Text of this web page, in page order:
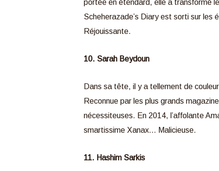
portée en étendard, elle a transformé
Scheherazade’s Diary est sorti sur les
Réjouissante.
10. Sarah Beydoun
Dans sa tête, il y a tellement de
Reconnue par les plus grands
nécessiteuses. En 2014, l’affolante
smartissime Xanax… Malicieuse.
11. Hashim Sarkis